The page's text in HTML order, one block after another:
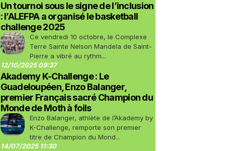
Un tournoi sous le signe de l’inclusion
: l’ALEFPA a organisé le basketball
challenge 2025
Ce vendredi 10 octobre, le Complexe
Terre Sainte Nelson Mandela de Saint-
Pierre a vibré au rythm...
12/10/2025 09:37
Akademy K-Challenge : Le
Guadeloupéen, Enzo Balanger,
premier Français sacré Champion du
Monde de Moth à foils
Enzo Balanger, athlète de l’Akademy by
K-Challenge, remporte son premier
titre de Champion du Mond...
14/07/2025 11:30